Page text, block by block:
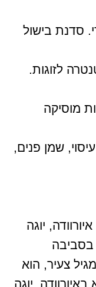
סדנת בישול
לזוגות.
מוסיקה
שמן פנים,
יוגה
בסביבה
צעיר, הוא
יוגה